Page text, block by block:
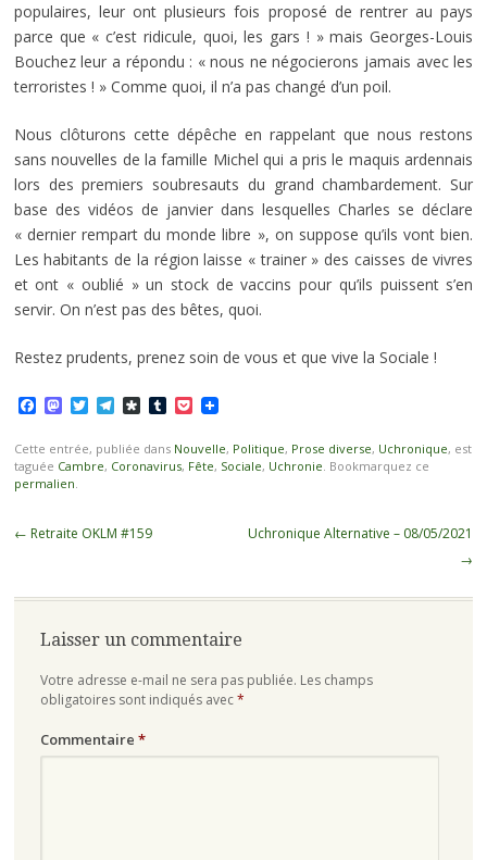
populaires, leur ont plusieurs fois proposé de rentrer au pays
parce que « c’est ridicule, quoi, les gars ! » mais Georges-Louis
Bouchez leur a répondu : « nous ne négocierons jamais avec les
terroristes ! » Comme quoi, il n’a pas changé d’un poil.
Nous clôturons cette dépêche en rappelant que nous restons
sans nouvelles de la famille Michel qui a pris le maquis ardennais
lors des premiers soubresauts du grand chambardement. Sur
base des vidéos de janvier dans lesquelles Charles se déclare
« dernier rempart du monde libre », on suppose qu’ils vont bien.
Les habitants de la région laisse « trainer » des caisses de vivres
et ont « oublié » un stock de vaccins pour qu’ils puissent s’en
servir. On n’est pas des bêtes, quoi.
Restez prudents, prenez soin de vous et que vive la Sociale !
Facebook
Mastodon
TwitterTelegram
Diaspora
Tumblr
Pocket
Cette entrée, publiée dans Nouvelle, Politique, Prose diverse, Uchronique, est
taguée Cambre, Coronavirus, Fête, Sociale, Uchronie. Bookmarquez ce
permalien.
Navigation
← Retraite OKLM #159
Uchronique Alternative – 08/05/2021
→
Laisser un commentaire
Votre adresse e-mail ne sera pas publiée. Les champs
obligatoires sont indiqués avec*
Commentaire *